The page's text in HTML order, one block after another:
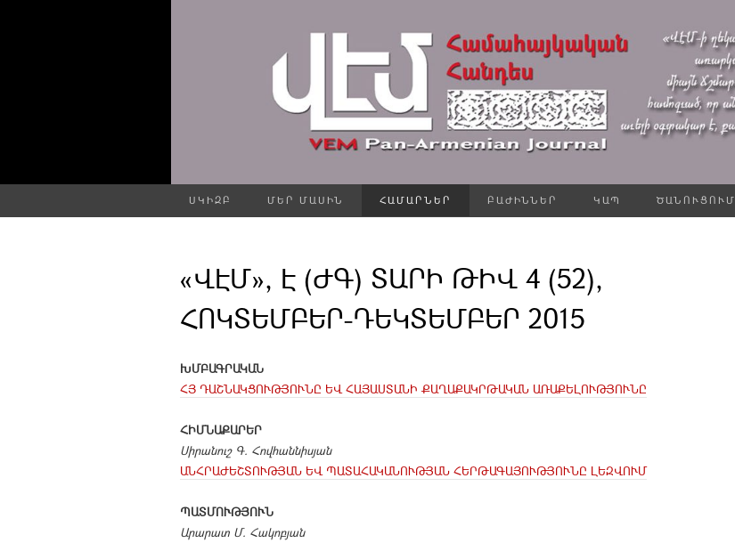
ՍԿԻԶԲ ՄԵՐ ՄԱՍԻՆ ՀԱՄԱՐՆԵՐ ԲԱԺԻՆՆԵՐ ԿԱՊ ԾԱՆՈՒՑՈՒՄ
«ՎԷՄ», Է (ԺԳ) ՏԱՐԻ ԹԻՎ 4 (52),
ՀՈԿՏԵՄԲԵՐ-ԴԵԿՏԵՄԲԵՐ 2015
ԽՄԲԱԳՐԱԿԱՆ
ՀՅ ԴԱՇՆԱԿՑՈՒԹՅՈՒՆԸ ԵՎ ՀԱՅԱՍՏԱՆԻ ՔԱՂԱՔԱԿՐԹԱԿԱՆ ԱՌԱՔԵԼՈՒԹՅՈՒՆԸ
ՀԻՄՆԱՔԱՐԵՐ
Սիրանուշ Գ. Հովհաննիսյան
ԱՆՀՐԱԺԵՇՏՈՒԹՅԱՆ ԵՎ ՊԱՏԱՀԱԿԱՆՈՒԹՅԱՆ ՀԵՐԹԱԳԱՅՈՒԹՅՈՒՆԸ ԼԵԶՎՈՒՄ
ՊԱՏՄՈՒԹՅՈՒՆ
Արարատ Մ. Հակոբյան